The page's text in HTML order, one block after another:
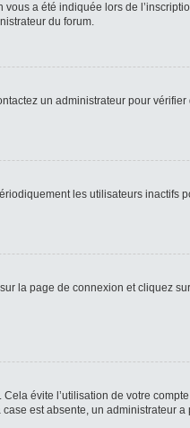
a été indiquée lors de
du forum.
un administrateur pour
les utilisateurs
la page de connexion et cliquez
évite l’utilisation de votre
est absente, un administrateur